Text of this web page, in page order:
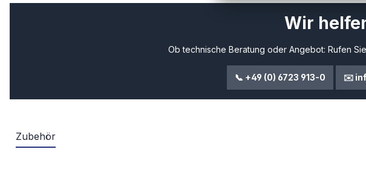
Wir
Ob technische Beratung oder Angebot: Rufen
📞 +49 (0) 6723 913-0 ✉️
Zubehör